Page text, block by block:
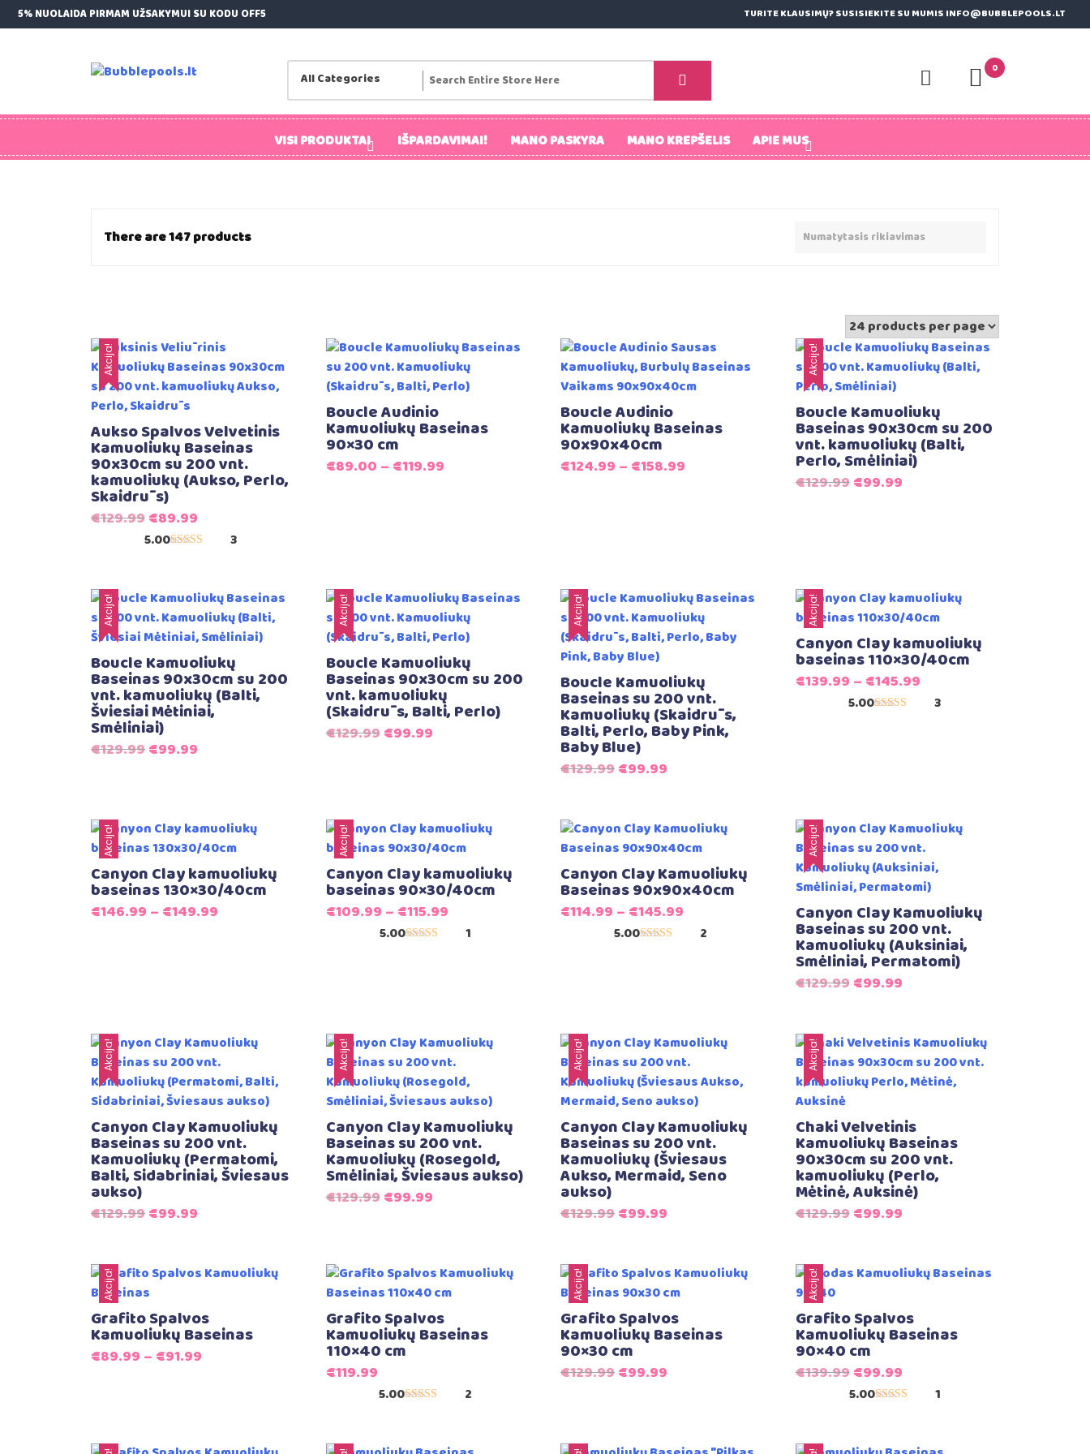
Skip
to
5% NUOLAIDA PIRMAM UŽSAKYMUI SU KODU OFF5 TURITE KLAUSIMŲ? SUSISIEKITE SU MUMIS INFO@BUBBLEPOOLS.LT
0
VISI PRODUKTAI IŠPARDAVIMAI! MANO PASKYRA MANO KREPŠELIS APIE MUS
There are 147 products
Akcija!
Aukso Spalvos Velvetinis
Kamuoliukų Baseinas
90x30cm su 200 vnt.
kamuoliukų (Aukso, Perlo,
Skaidrūs)
€129.99Original
price
€89.99
price
5.00 3
Boucle Audinio
Kamuoliukų Baseinas
90×30 cm
€89.00 – €119.99
Boucle Audinio
Kamuoliukų Baseinas
90x90x40cm
€124.99 – €158.99
Akcija!
Boucle Kamuoliukų
Baseinas 90x30cm su 200
vnt. kamuoliukų (Balti,
Perlo, Smėliniai)
€129.99Original
€99.99Current
Akcija!
Boucle Kamuoliukų
Baseinas 90x30cm su 200
vnt. kamuoliukų (Balti,
Šviesiai Mėtiniai,
Smėliniai)
€129.99Original
€99.99
Akcija!
Boucle Kamuoliukų
Baseinas 90x30cm su 200
vnt. kamuoliukų
(Skaidrūs, Balti, Perlo)
€129.99Original
€99.99Current
Akcija!
Boucle Kamuoliukų
Baseinas su 200 vnt.
Kamuoliukų (Skaidrūs,
Balti, Perlo, Baby Pink,
Baby Blue)
€129.99Original
€129.99.
€99.99
€99.99.
Akcija!
Canyon Clay kamuoliukų
baseinas 110×30/40cm
€139.99 – €145.99
5.00 3
Akcija!
Canyon Clay kamuoliukų
baseinas 130×30/40cm
€146.99 – €149.99
Akcija!
Canyon Clay kamuoliukų
baseinas 90×30/40cm
€109.99 – €115.99
5.00 1
Canyon Clay Kamuoliukų
Baseinas 90x90x40cm
€114.99 – €145.99
5.00 2
Akcija!
Canyon Clay Kamuoliukų
Baseinas su 200 vnt.
Kamuoliukų (Auksiniai,
Smėliniai, Permatomi)
€129.99Original
€129.99.
€99.99Current
€99.99.
Akcija!
Canyon Clay Kamuoliukų
Baseinas su 200 vnt.
Kamuoliukų (Permatomi,
Balti, Sidabriniai, Šviesaus
aukso)
€129.99Original
€129.99.
€99.99
€99.99.
Akcija!
Canyon Clay Kamuoliukų
Baseinas su 200 vnt.
Kamuoliukų (Rosegold,
Smėliniai, Šviesaus aukso)
€129.99Original
€129.99.
€99.99Current
€99.99.
Akcija!
Canyon Clay Kamuoliukų
Baseinas su 200 vnt.
Kamuoliukų (Šviesaus
Aukso, Mermaid, Seno
aukso)
€129.99Original
€129.99.
€99.99
€99.99.
Akcija!
Chaki Velvetinis
Kamuoliukų Baseinas
90x30cm su 200 vnt.
kamuoliukų (Perlo,
Mėtinė, Auksinė)
€129.99Original
€129.99.
€99.99Current
€99.99.
Akcija!
Grafito Spalvos
Kamuoliukų Baseinas
€89.99 – €91.99
Grafito Spalvos
Kamuoliukų Baseinas
110×40 cm
€119.99
5.00 2
Akcija!
Grafito Spalvos
Kamuoliukų Baseinas
90×30 cm
€129.99Original
€99.99
Akcija!
Grafito Spalvos
Kamuoliukų Baseinas
90×40 cm
€139.99Original
price
€99.99Current
price
5.00 1